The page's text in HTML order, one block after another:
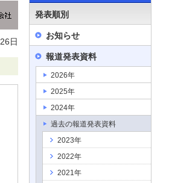
日
発表順別
お知らせ
報道発表資料
2026年
2025年
2024年
過去の報道発表資料
2023年
2022年
2021年